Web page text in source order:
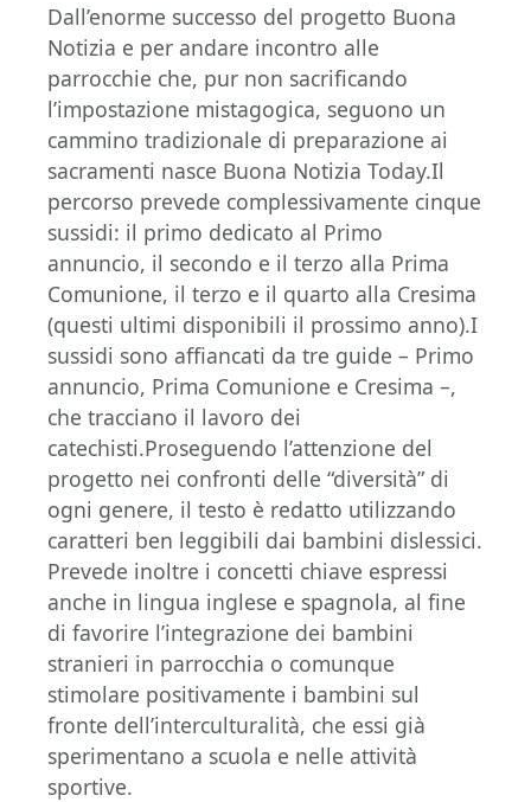
Dall’enorme successo del progetto Buona
Notizia e per andare incontro alle
parrocchie che, pur non sacrificando
l’impostazione mistagogica, seguono un
cammino tradizionale di preparazione ai
sacramenti nasce Buona Notizia Today.Il
percorso prevede complessivamente cinque
sussidi: il primo dedicato al Primo
annuncio, il secondo e il terzo alla Prima
Comunione, il terzo e il quarto alla Cresima
(questi ultimi disponibili il prossimo anno).I
sussidi sono affiancati da tre guide – Primo
annuncio, Prima Comunione e Cresima –,
che tracciano il lavoro dei
catechisti.Proseguendo l’attenzione del
progetto nei confronti delle “diversità” di
ogni genere, il testo è redatto utilizzando
caratteri ben leggibili dai bambini dislessici.
Prevede inoltre i concetti chiave espressi
anche in lingua inglese e spagnola, al fine
di favorire l’integrazione dei bambini
stranieri in parrocchia o comunque
stimolare positivamente i bambini sul
fronte dell’interculturalità, che essi già
sperimentano a scuola e nelle attività
sportive.